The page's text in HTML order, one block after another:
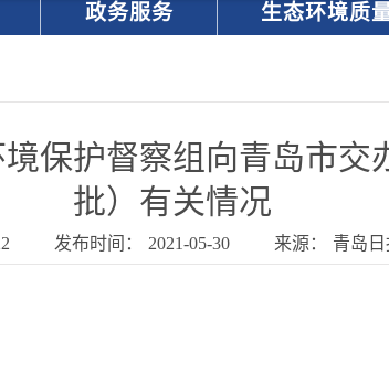
政务服务 生态环境质
保护督察组向青岛市交
批）有关情况
发布时间： 2021-05-30 来源： 青岛日